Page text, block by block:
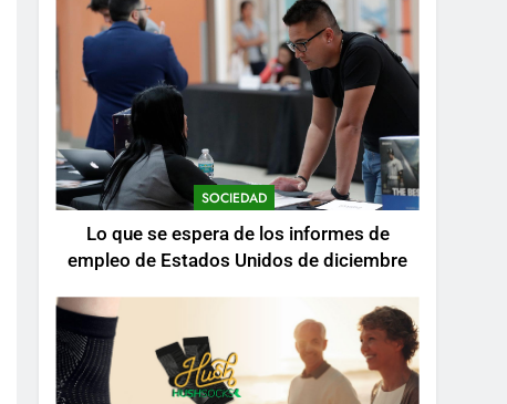
SOCIEDAD
Lo que se espera de los informes de
empleo de Estados Unidos de diciembre